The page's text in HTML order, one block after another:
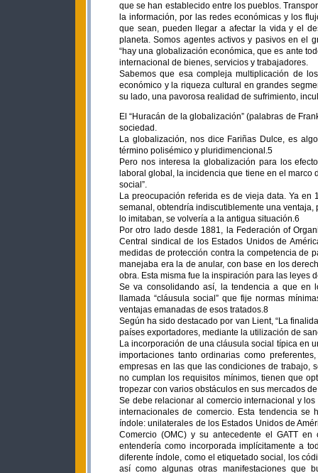
que se han establecido entre los pueblos.
la información, por las redes económicas y los
que sean, pueden llegar a afectar la vida y el
planeta. Somos agentes activos y pasivos en el
“hay una globalización económica, que es ante
internacional de bienes, servicios y trabajadores.
Sabemos que esa compleja multiplicación de
económico y la riqueza cultural en grandes
su lado, una pavorosa realidad de sufrimiento,
El “Huracán de la globalización” (palabras de
sociedad.
La globalización, nos dice Fariñas Dulce, es
término polisémico y pluridimencional.5
Pero nos interesa la globalización para los
laboral global, la incidencia que tiene en el
social”.
La preocupación referida es de vieja data. Ya
semanal, obtendría indiscutiblemente una
lo imitaban, se volvería a la antigua situación.6
Por otro lado desde 1881, la Federación of
Central sindical de los Estados Unidos de
medidas de protección contra la competencia de
manejaba era la de anular, con base en los
obra. Esta misma fue la inspiración para las leyes
Se va consolidando así, la tendencia a que en
llamada “cláusula social” que fije normas
ventajas emanadas de esos tratados.8
Según ha sido destacado por van Lient, “La
países exportadores, mediante la utilización de
La incorporación de una cláusula social típica en
importaciones tanto ordinarias como
empresas en las que las condiciones de trabajo,
no cumplan los requisitos mínimos, tienen que
tropezar con varios obstáculos en sus mercados
Se debe relacionar al comercio internacional y
internacionales de comercio. Esta tendencia se
índole: unilaterales de los Estados Unidos de
Comercio (OMC) y su antecedente el GATT
entendería como incorporada implícitamente a
diferente índole, como el etiquetado social, los
así como algunas otras manifestaciones que